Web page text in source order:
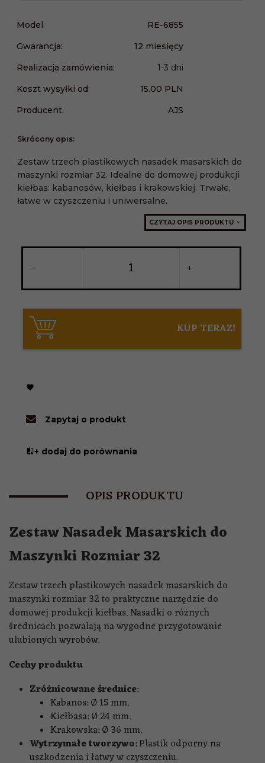
Model:
RE-6855
Gwarancja:
12 miesięcy
Realizacja zamówienia:
1-3 dni
Koszt wysyłki od:
15.00 PLN
Producent:
AJS
Skrócony opis:
Zestaw trzech plastikowych nasadek masarskich do
maszynki rozmiar 32. Idealne do domowej produkcji
kiełbas: kabanosów, kiełbas i krakowskiej. Trwałe,
łatwe w czyszczeniu i uniwersalne.
CZYTAJ OPIS PRODUKTU
KUP TERAZ!
Zapytaj o produkt
+ dodaj do porównania
OPIS PRODUKTU
Zestaw Nasadek Masarskich do
Maszynki Rozmiar 32
Zestaw trzech plastikowych nasadek masarskich do
maszynki rozmiar 32 to praktyczne narzędzie do
domowej produkcji kiełbas. Nasadki o różnych
średnicach pozwalają na wygodne przygotowanie
ulubionych wyrobów.
Cechy produktu
Zróżnicowane średnice:
Kabanos: Ø 15 mm.
Kiełbasa: Ø 24 mm.
Krakowska: Ø 36 mm.
Wytrzymałe tworzywo: Plastik odporny na
uszkodzenia i łatwy w czyszczeniu.